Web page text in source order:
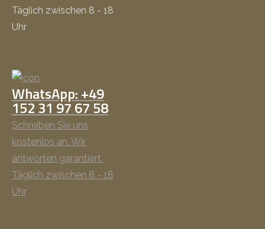
Täglich zwischen 8 - 18
Uhr
WhatsApp: +49
152 31 97 67 58
Schreiben Sie uns
kostenlos an. Wir
antworten garantiert.
Täglich zwischen 8 - 18
Uhr